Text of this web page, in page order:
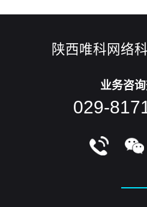
陕西唯科网络
业务咨
029-